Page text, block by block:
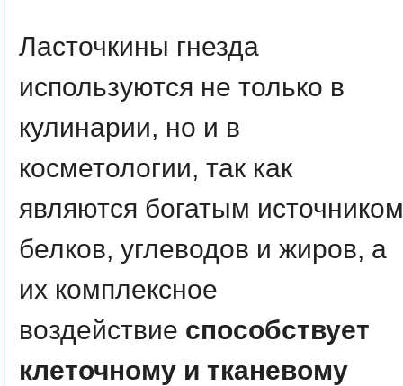
Ласточкины гнезда
используются не только в
кулинарии, но и в
косметологии, так как
являются богатым источником
белков, углеводов и жиров, а
их комплексное
воздействие способствует
клеточному и тканевому